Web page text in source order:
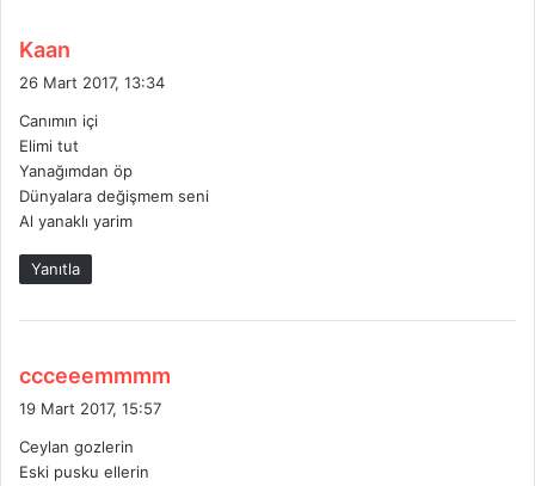
Kaan
i
k
26 Mart 2017, 13:34
Canımın içi
Elimi tut
Yanağımdan öp
Dünyalara değişmem seni
Al yanaklı yarim
Yanıtla
ccceeemmmm
19 Mart 2017, 15:57
Ceylan gozlerin
Eski pusku ellerin